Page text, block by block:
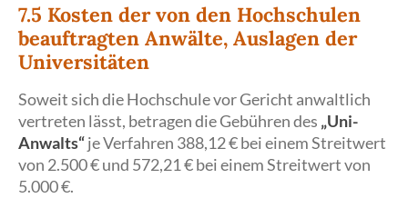
7.5 Kosten der von den Hochschulen
beauftragten Anwälte, Auslagen der
Universitäten
Soweit sich die Hochschule vor Gericht anwaltlich
vertreten lässt, betragen die Gebühren des „Uni-
Anwalts“je Verfahren 388,12 € bei einem Streitwert
von 2.500 € und 572,21 € bei einem Streitwert von
5.000 €.